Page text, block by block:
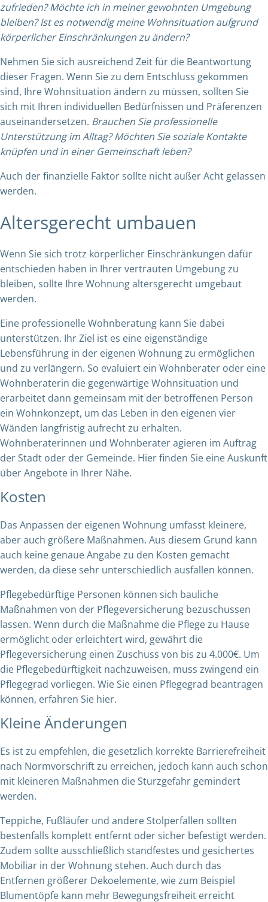
zufrieden? Möchte ich in meiner gewohnten Umgebung
bleiben? Ist es notwendig meine Wohnsituation aufgrund
körperlicher Einschränkungen zu ändern?
Nehmen Sie sich ausreichend Zeit für die Beantwortung
dieser Fragen. Wenn Sie zu dem Entschluss gekommen
sind, Ihre Wohnsituation ändern zu müssen, sollten Sie
sich mit Ihren individuellen Bedürfnissen und Präferenzen
auseinandersetzen. Brauchen Sie professionelle
Unterstützung im Alltag? Möchten Sie soziale Kontakte
knüpfen und in einer Gemeinschaft leben?
Auch der finanzielle Faktor sollte nicht außer Acht gelassen
werden.
Altersgerecht umbauen
Wenn Sie sich trotz körperlicher Einschränkungen dafür
entschieden haben in Ihrer vertrauten Umgebung zu
bleiben, sollte Ihre Wohnung altersgerecht umgebaut
werden.
Eine professionelle Wohnberatung kann Sie dabei
unterstützen. Ihr Ziel ist es eine eigenständige
Lebensführung in der eigenen Wohnung zu ermöglichen
und zu verlängern. So evaluiert ein Wohnberater oder eine
Wohnberaterin die gegenwärtige Wohnsituation und
erarbeitet dann gemeinsam mit der betroffenen Person
ein Wohnkonzept, um das Leben in den eigenen vier
Wänden langfristig aufrecht zu erhalten.
Wohnberaterinnen und Wohnberater agieren im Auftrag
der Stadt oder der Gemeinde. Hier finden Sie eine Auskunft
über Angebote in Ihrer Nähe.
Kosten
Das Anpassen der eigenen Wohnung umfasst kleinere,
aber auch größere Maßnahmen. Aus diesem Grund kann
auch keine genaue Angabe zu den Kosten gemacht
werden, da diese sehr unterschiedlich ausfallen können.
Pflegebedürftige Personen können sich bauliche
Maßnahmen von der Pflegeversicherung bezuschussen
lassen. Wenn durch die Maßnahme die Pflege zu Hause
ermöglicht oder erleichtert wird, gewährt die
Pflegeversicherung einen Zuschuss von bis zu 4.000€. Um
die Pflegebedürftigkeit nachzuweisen, muss zwingend ein
Pflegegrad vorliegen. Wie Sie einen Pflegegrad beantragen
können, erfahren Sie hier.
Kleine Änderungen
Es ist zu empfehlen, die gesetzlich korrekte Barrierefreiheit
nach Normvorschrift zu erreichen, jedoch kann auch schon
mit kleineren Maßnahmen die Sturzgefahr gemindert
werden.
Teppiche, Fußläufer und andere Stolperfallen sollten
bestenfalls komplett entfernt oder sicher befestigt werden.
Zudem sollte ausschließlich standfestes und gesichertes
Mobiliar in der Wohnung stehen. Auch durch das
Entfernen größerer Dekoelemente, wie zum Beispiel
Blumentöpfe kann mehr Bewegungsfreiheit erreicht